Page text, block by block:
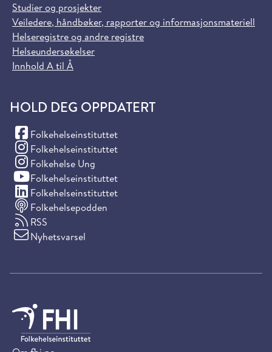
Studier og prosjekter
Veiledere, håndbøker, rapporter og informasjonsmateriell
Helseregistre og andre registre
Helseundersøkelser
Innhold A til Å
HOLD DEG OPPDATERT
Folkehelseinstituttet
(Facebook)
Folkehelseinstituttet
(Instagram)
Folkehelse Ung
(Instagram)
Folkehelseinstituttet
(YouTube)
Folkehelseinstituttet
(LinkedIn)
Folkehelsepodden
RSS
Nyhetsvarsel